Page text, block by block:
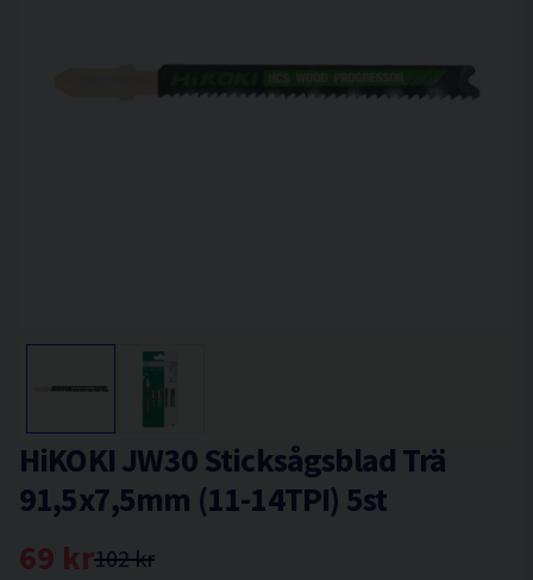
HiKOKI JW30 Sticksågsblad Trä
91,5x7,5mm (11-14TPI) 5st
102 kr
69 kr